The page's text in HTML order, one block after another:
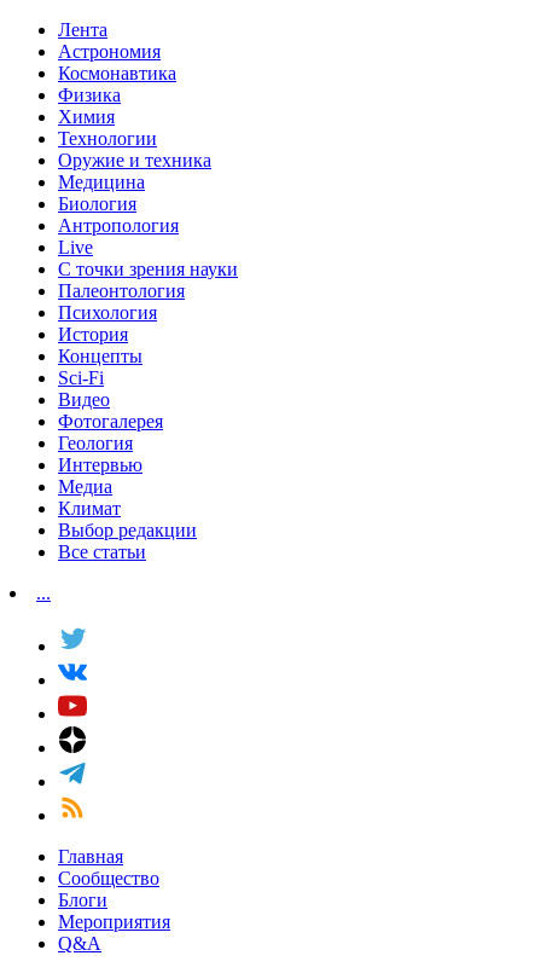
Лента
Астрономия
Космонавтика
Физика
Химия
Технологии
Оружие и техника
Медицина
Биология
Антропология
Live
С точки зрения науки
Палеонтология
Психология
История
Концепты
Sci-Fi
Видео
Фотогалерея
Геология
Интервью
Медиа
Климат
Выбор редакции
Все статьи
...
Главная
Сообщество
Блоги
Мероприятия
Q&A